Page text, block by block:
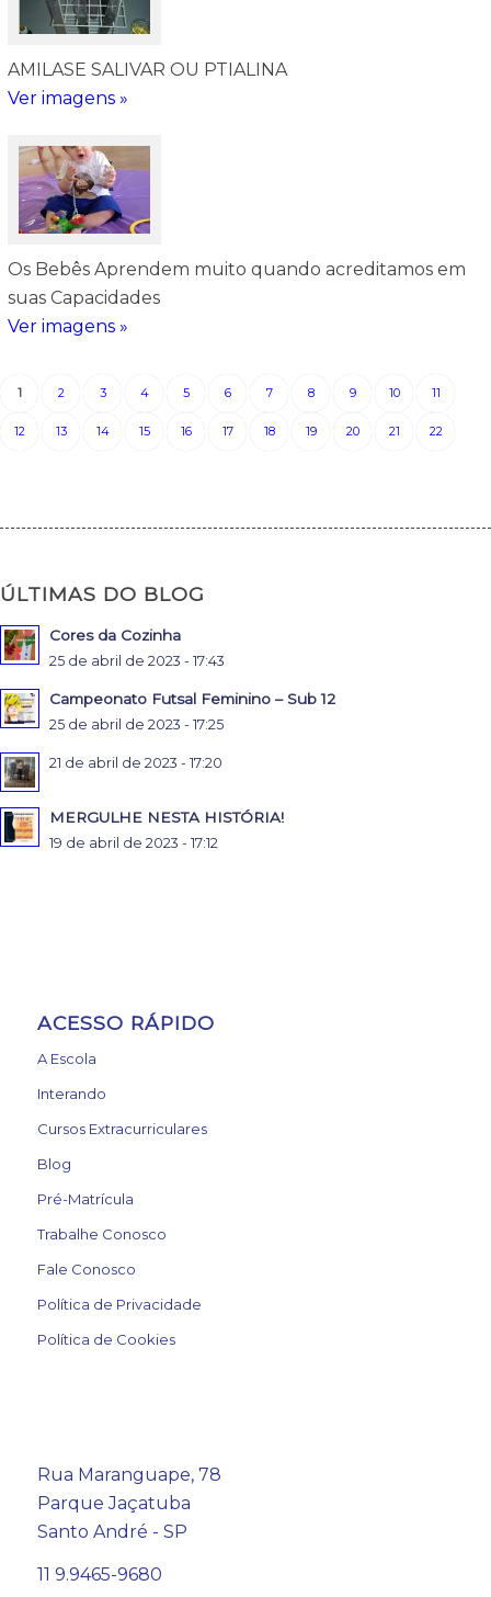
AMILASE SALIVAR OU PTIALINA
Ver imagens »
Os Bebês Aprendem muito quando acreditamos em
suas Capacidades
Ver imagens »
1 2 3 4 5 6 7 8 9 10 11
12 13 14 15 16 17 18 19 20 21 22
ÚLTIMAS DO BLOG
Cores da Cozinha
25 de abril de 2023 - 17:43
Campeonato Futsal Feminino – Sub 12
25 de abril de 2023 - 17:25
21 de abril de 2023 - 17:20
MERGULHE NESTA HISTÓRIA!
19 de abril de 2023 - 17:12
ACESSO RÁPIDO
A Escola
Interando
Cursos Extracurriculares
Blog
Pré-Matrícula
Trabalhe Conosco
Fale Conosco
Política de Privacidade
Política de Cookies
Rua Maranguape, 78
Parque Jaçatuba
Santo André - SP
11 9.9465-9680